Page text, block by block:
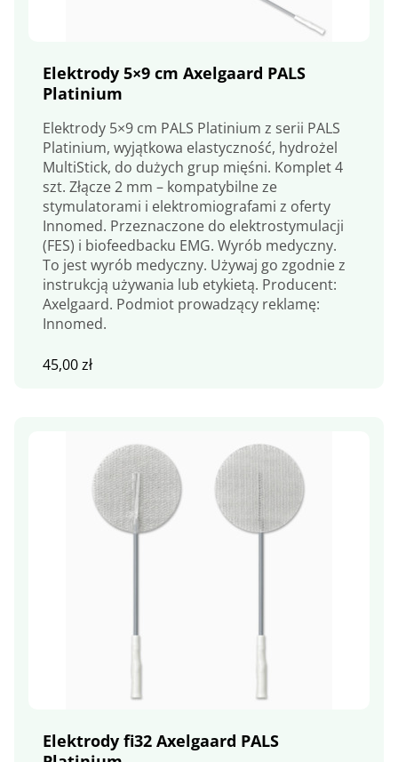
Elektrody 5×9 cm Axelgaard PALS
Platinium
Elektrody 5×9 cm PALS Platinium z serii PALS
Platinium, wyjątkowa elastyczność, hydrożel
MultiStick, do dużych grup mięśni. Komplet 4
szt. Złącze 2 mm – kompatybilne ze
stymulatorami i elektromiografami z oferty
Innomed. Przeznaczone do elektrostymulacji
(FES) i biofeedbacku EMG. Wyrób medyczny.
To jest wyrób medyczny. Używaj go zgodnie z
instrukcją używania lub etykietą. Producent:
Axelgaard. Podmiot prowadzący reklamę:
Innomed.
45,00zł
Elektrody fi32 Axelgaard PALS